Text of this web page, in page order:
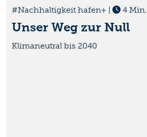
#Nachhaltigkeit hafen+ | 4 Min.
Unser Weg zur Null
Klimaneutral bis 2040